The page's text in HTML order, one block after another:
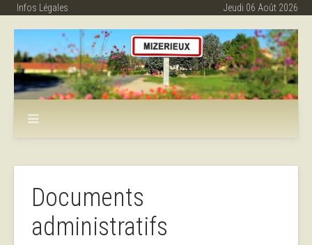
Infos Légales Jeudi 06 Août 2026
Documents
administratifs